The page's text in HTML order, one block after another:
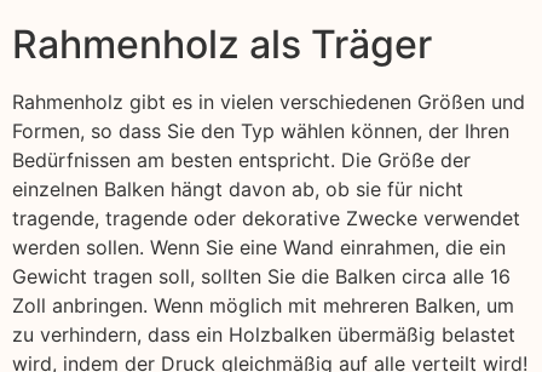
Rahmenholz als Träger
Rahmenholz gibt es in vielen verschiedenen Größen und
Formen, so dass Sie den Typ wählen können, der Ihren
Bedürfnissen am besten entspricht. Die Größe der
einzelnen Balken hängt davon ab, ob sie für nicht
tragende, tragende oder dekorative Zwecke verwendet
werden sollen. Wenn Sie eine Wand einrahmen, die ein
Gewicht tragen soll, sollten Sie die Balken circa alle 16
Zoll anbringen. Wenn möglich mit mehreren Balken, um
zu verhindern, dass ein Holzbalken übermäßig belastet
wird, indem der Druck gleichmäßig auf alle verteilt wird!